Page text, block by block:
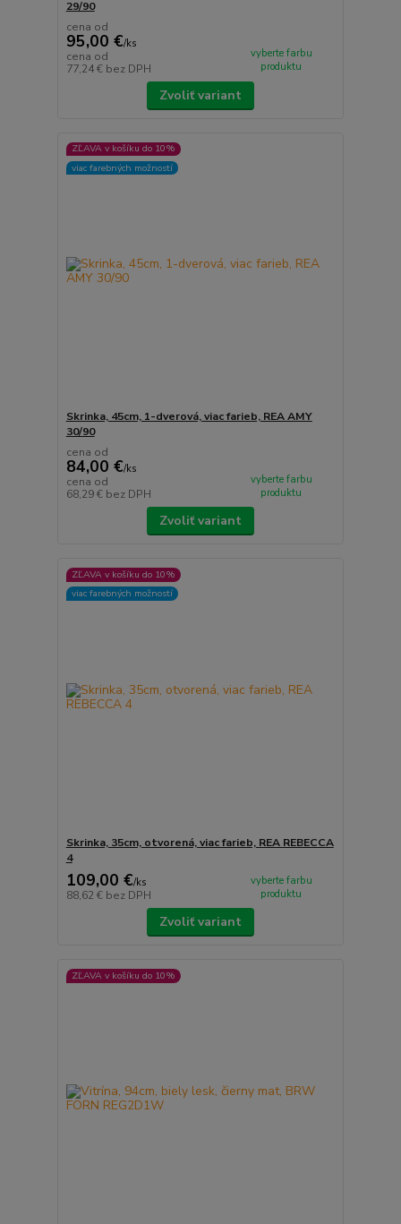
29/90
cena od
95,00 €/ks
cena od
77,24 € bez DPH
vyberte farbu
produktu
Zvoliť variant
ZĽAVA v košíku do 10%
viac farebných možností
Skrinka, 45cm, 1-dverová, viac farieb, REA AMY
30/90
cena od
84,00 €/ks
cena od
68,29 € bez DPH
vyberte farbu
produktu
Zvoliť variant
ZĽAVA v košíku do 10%
viac farebných možností
Skrinka, 35cm, otvorená, viac farieb, REA REBECCA
4
109,00 €/ks
88,62 € bez DPH
vyberte farbu
produktu
Zvoliť variant
ZĽAVA v košíku do 10%